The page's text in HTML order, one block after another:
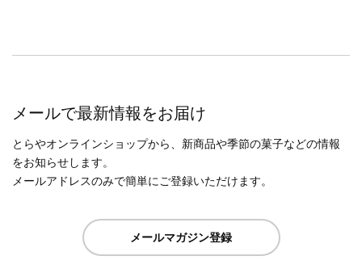
メールで最新情報をお届け
とらやオンラインショップから、新商品や季節の菓子などの情報
をお知らせします。
メールアドレスのみで簡単にご登録いただけます。
メールマガジン登録